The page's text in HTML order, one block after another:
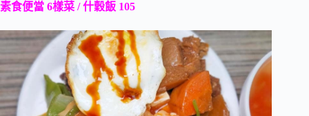
素食便當 6樣菜 / 什穀飯 105